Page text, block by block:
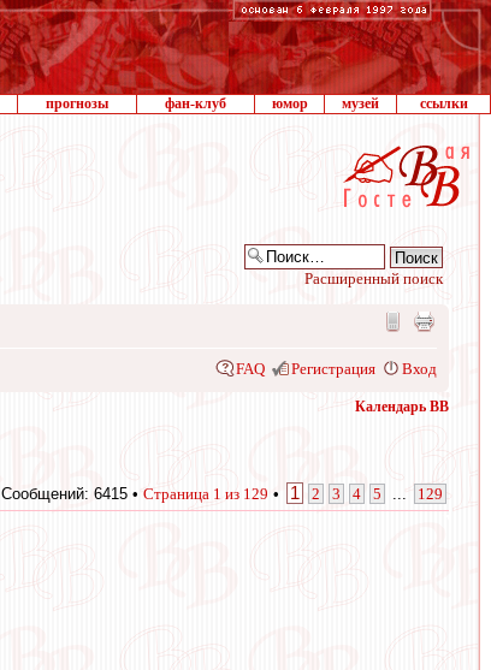
прогнозы фан-клуб юмор музей ссылки
Расширенный поиск
FAQ Регистрация Вход
Календарь ВВ
Сообщений: 6415 • Страница 1 из 129 • 1 2 3 4 5 129